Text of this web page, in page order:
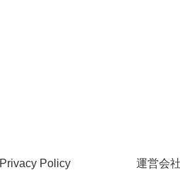
Privacy Policy 運営会社